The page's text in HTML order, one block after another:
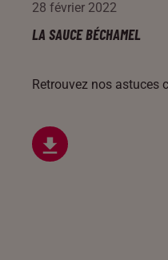
28 février 2022
LA SAUCE BÉCHAMEL
Retrouvez nos astuces